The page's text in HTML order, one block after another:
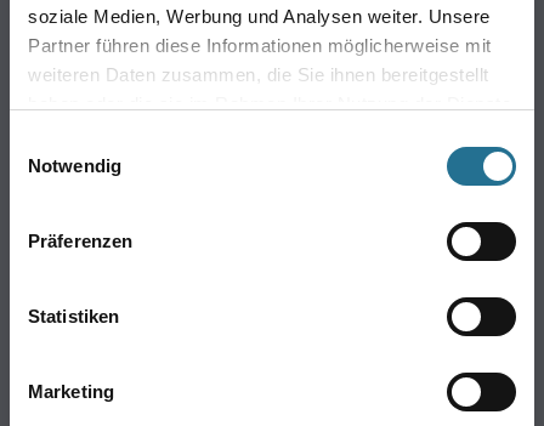
soziale Medien, Werbung und Analysen weiter. Unsere
Partner führen diese Informationen möglicherweise mit
weiteren Daten zusammen, die Sie ihnen bereitgestellt
Notwendig
Präferenzen
Statistiken
Marketing
Putze- und Spachtelmassen
Bodenbeläge
Wand- & Deckenbeläge
Werkzeug & Maschinen
Sortiment
Service